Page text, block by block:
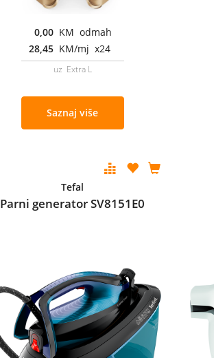
0,00 KM odmah
28,45 KM/mj x24
uz Extra L
Saznaj više
Tefal
Parni generator SV8151E0